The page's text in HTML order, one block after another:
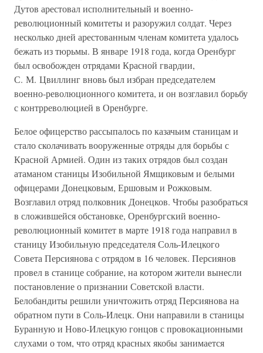
Дутов арестовал исполнительный и военно-
революционный комитеты и разоружил солдат. Через
несколько дней арестованным членам комитета удалось
бежать из тюрьмы. В январе 1918 года, когда Оренбург
был освобожден отрядами Красной гвардии,
С. М. Цвиллинг вновь был избран председателем
военно-революционного комитета, и он возглавил борьбу
с контрреволюцией в Оренбурге.
Белое офицерство рассыпалось по казачьим станицам и
стало сколачивать вооруженные отряды для борьбы с
Красной Армией. Один из таких отрядов был создан
атаманом станицы Изобильной Ямщиковым и белыми
офицерами Донецковым, Ершовым и Рожковым.
Возглавил отряд полковник Донецков. Чтобы разобраться
в сложившейся обстановке, Оренбургский военно-
революционный комитет в марте 1918 года направил в
станицу Изобильную председателя Соль-Илецкого
Совета Персиянова с отрядом в 16 человек. Персиянов
провел в станице собрание, на котором жители вынесли
постановление о признании Советской власти.
Белобандиты решили уничтожить отряд Персиянова на
обратном пути в Соль-Илецк. Они направили в станицы
Буранную и Ново-Илецкую гонцов с провокационными
слухами о том, что отряд красных якобы занимается